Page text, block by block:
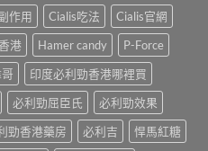
作用 Cialis吃法
Cialis官網
港 Hamer candy
P-Force
印度必利勁香港哪裡買
必利勁屈臣氏
必利勁效果
勁香港藥房 必利吉
悍馬紅糖